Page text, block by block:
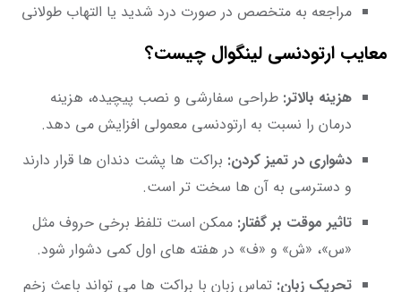
مراجعه به متخصص در صورت درد شدید یا التهاب طولانی
معایب ارتودنسی لینگوال چیست؟
هزینه بالاتر: طراحی سفارشی و نصب پیچیده، هزینه
درمان را نسبت به ارتودنسی معمولی افزایش می دهد.
دشواری در تمیز کردن: براکت ها پشت دندان ها قرار دارند
و دسترسی به آن ها سخت تر است.
تاثیر موقت بر گفتار: ممکن است تلفظ برخی حروف مثل
«س»، «ش» و «ف» در هفته های اول کمی دشوار شود.
تحریک زبان: تماس زبان با براکت ها می تواند باعث زخم